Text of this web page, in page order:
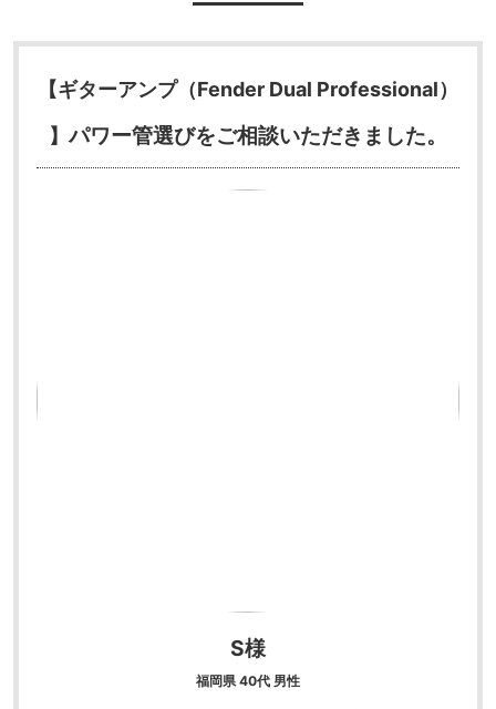
【ギターアンプ（Fender Dual Professional）
】パワー管選びをご相談いただきました。
S様
福岡県 40代 男性